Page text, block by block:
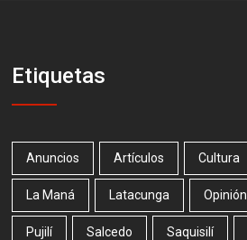
Etiquetas
Anuncios Artículos Cultura
La Maná Latacunga Opinión
Pujilí Salcedo Saquisilí